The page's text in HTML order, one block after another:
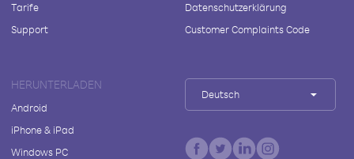
Tarife
Support
Datenschutzerklärung
Customer Complaints Code
HERUNTERLADEN
Android
iPhone & iPad
Windows PC
Deutsch